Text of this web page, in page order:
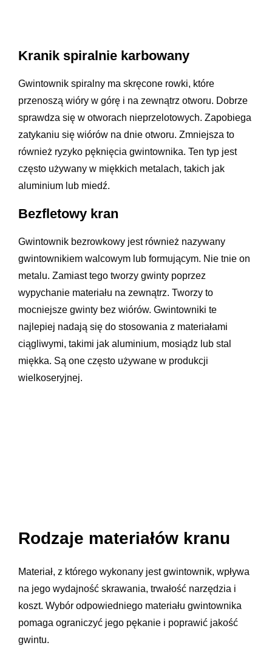
Kranik spiralnie karbowany
Gwintownik spiralny ma skręcone rowki, które
przenoszą wióry w górę i na zewnątrz otworu. Dobrze
sprawdza się w otworach nieprzelotowych. Zapobiega
zatykaniu się wiórów na dnie otworu. Zmniejsza to
również ryzyko pęknięcia gwintownika. Ten typ jest
często używany w miękkich metalach, takich jak
aluminium lub miedź.
Bezfletowy kran
Gwintownik bezrowkowy jest również nazywany
gwintownikiem walcowym lub formującym. Nie tnie on
metalu. Zamiast tego tworzy gwinty poprzez
wypychanie materiału na zewnątrz. Tworzy to
mocniejsze gwinty bez wiórów. Gwintowniki te
najlepiej nadają się do stosowania z materiałami
ciągliwymi, takimi jak aluminium, mosiądz lub stal
miękka. Są one często używane w produkcji
wielkoseryjnej.
Rodzaje materiałów kranu
Materiał, z którego wykonany jest gwintownik, wpływa
na jego wydajność skrawania, trwałość narzędzia i
koszt. Wybór odpowiedniego materiału gwintownika
pomaga ograniczyć jego pękanie i poprawić jakość
gwintu.